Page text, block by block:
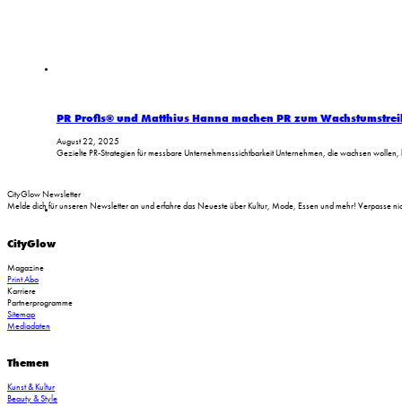
PR Profis® und Matthius Hanna machen PR zum
August 22, 2025
Gezielte PR-Strategien für messbare Unternehmenssichtbarkeit Unternehmen, die wachsen
CityGlow Newsletter
Melde dich für unseren Newsletter an und erfahre das Neueste über Kultur, Mode, Essen und mehr! Verpasse
CityGlow
Magazine
Print Abo
Karriere
Partnerprogramme
Sitemap
Mediadaten
Themen
Kunst & Kultur
Beauty & Style